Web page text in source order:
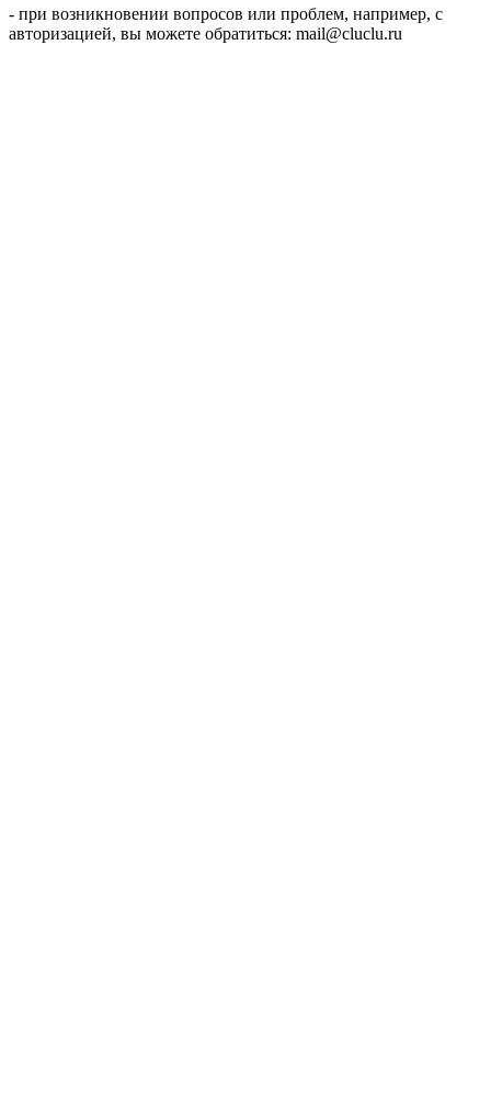
- при возникновении вопросов или проблем, например, с
авторизацией, вы можете обратиться: mail@cluclu.ru